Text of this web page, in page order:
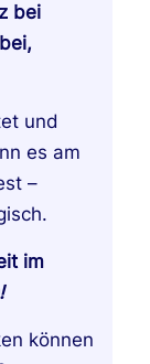
bei
und
es am
–
im
können